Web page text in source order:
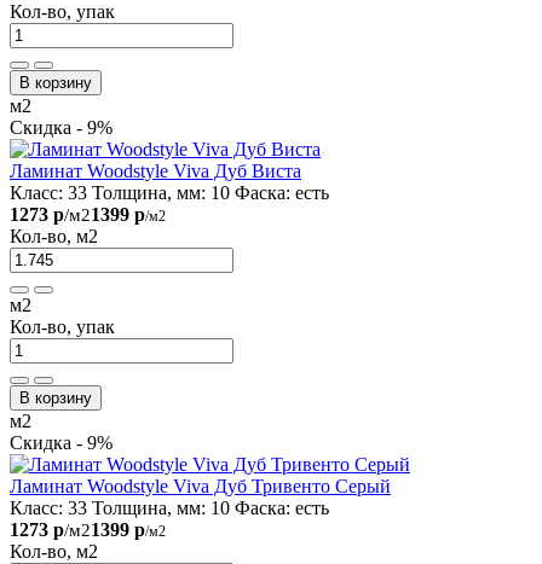
Кол-во, упак
В корзину
м2
Скидка - 9%
Ламинат Woodstyle Viva Дуб Виста
Класс: 33 Толщина, мм: 10 Фаска: есть
1273 р/м21399 р/м2
Кол-во, м2
м2
Кол-во, упак
В корзину
м2
Скидка - 9%
Ламинат Woodstyle Viva Дуб Тривенто Серый
Класс: 33 Толщина, мм: 10 Фаска: есть
1273 р/м21399 р/м2
Кол-во, м2